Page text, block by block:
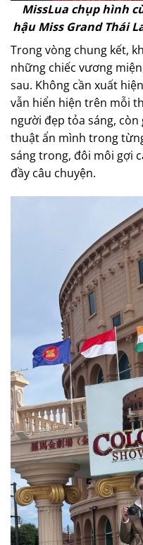
MissLua chụp hình
hậu Miss Grand Thái
Trong vòng chung kết,
những chiếc vương
sau. Không cần xuất
vẫn hiển hiện trên mỗi
người đẹp tỏa sáng,
thuật ẩn mình trong
sáng trong, đôi môi gợi
đầy câu chuyện.